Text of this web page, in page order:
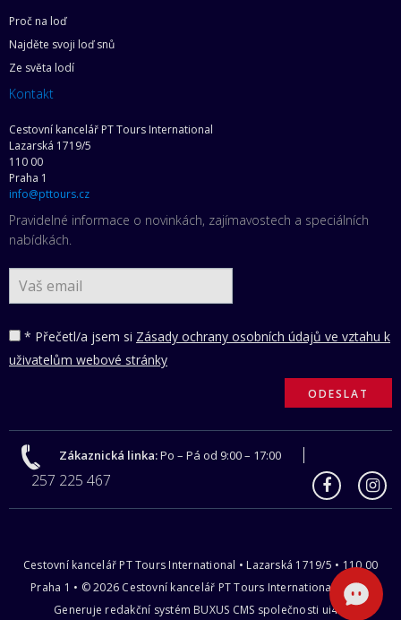
Proč na loď
Najděte svoji loď snů
Ze světa lodí
Kontakt
Cestovní kancelář PT Tours International
Lazarská 1719/5
110 00
Praha 1
info@pttours.cz
Pravidelné informace o novinkách, zajímavostech a speciálních
nabídkách.
* Přečetl/a jsem si Zásady ochrany osobních údajů ve vztahu k
uživatelům webové stránky
Zákaznická linka:Po – Pá od 9:00 – 17:00
257 225 467
Cestovní kancelář PT Tours International • Lazarská 1719/5 • 110 00
Praha 1 • © 2026 Cestovní kancelář PT Tours International s.r.o |
Generuje redakční systém BUXUS CMS společnosti ui42 .